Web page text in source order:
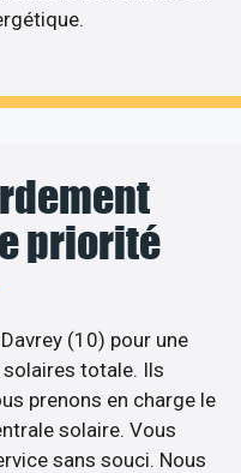
priorité
(10) pour une
totale. Ils
prenons en charge le
solaire. Vous
sans souci. Nous